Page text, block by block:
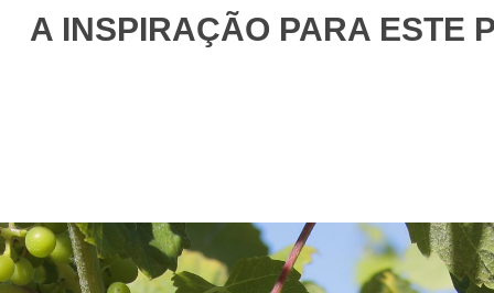
A INSPIRAÇÃO PARA ESTE